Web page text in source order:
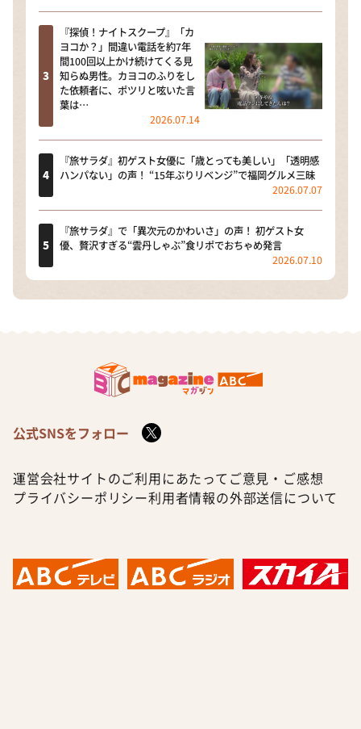
『探偵！ナイトスクープ』「カ
ヨコか？」間違い電話を約7年
間100回以上かけ続けてくる見
知らぬ男性。カヨコのふりをし
た依頼者に、ポツリと呟いた言
葉は…
2026.07.14
『旅サラダ』初ゲスト女優に「歳とっても美しい」「透明感
ハンパない」の声！ “15年ぶりリベンジ”で福岡グルメ三昧
2026.07.07
『旅サラダ』で「異次元のかわいさ」の声！ 初ゲスト女
優、贅沢すぎる“雲丹しゃぶ”食リポでおちゃめ発言
2026.07.10
公式SNSをフォロー
運営会社サイトのご利用にあたって ご意見・ご感想
プライバシーポリシー利用者情報の外部送信について